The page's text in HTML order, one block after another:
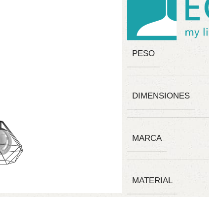
PESO
DIMENSIONES
MARCA
MATERIAL